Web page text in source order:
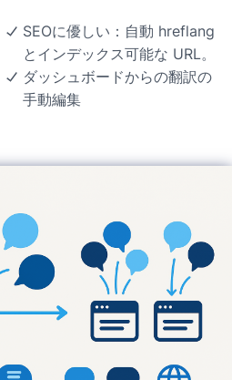
SEOに優しい：自動 hreflang
とインデックス可能な URL。
ダッシュボードからの翻訳の
手動編集